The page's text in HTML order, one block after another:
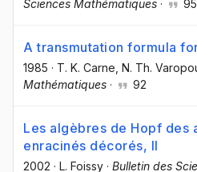
Sciences Mathématiques · 95
A transmutation formula
1985 · T. K. Carne , N. Th.
Mathématiques · 92
Les algèbres de Hopf des
enracinés décorés, II
2002 · L. Foissy · Bulletin des